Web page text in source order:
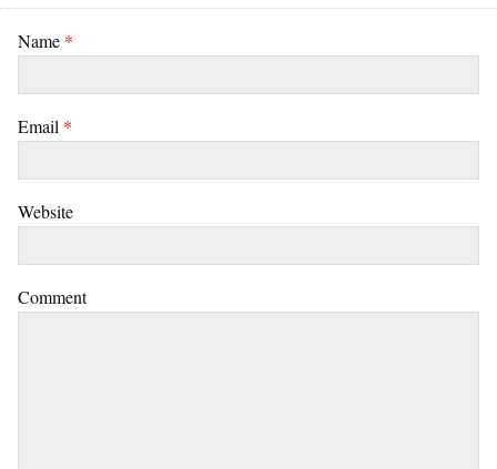
Name *
Email *
Website
Comment